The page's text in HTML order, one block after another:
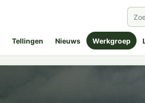
Tellingen Nieuws Werkgroep